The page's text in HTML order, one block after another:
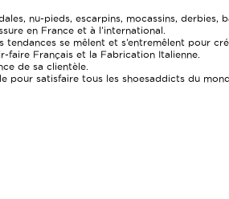
nu-pieds, escarpins, mocassins, derbies,
en France et à l’international.
se mêlent et s’entremêlent pour
faire Français et la Fabrication Italienne.
de sa clientèle.
pour satisfaire tous les shoesaddicts du